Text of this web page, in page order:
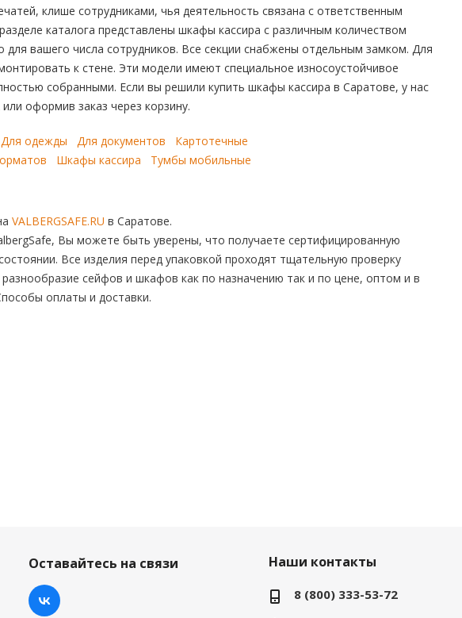
клише сотрудниками, чья деятельность связана с ответственным
каталога представлены шкафы кассира с различным количеством
вашего числа сотрудников. Все секции снабжены отдельным замком. Для
к стене. Эти модели имеют специальное износоустойчивое
собранными. Если вы решили купить шкафы кассира в Саратове, у нас
оформив заказ через корзину.
Для одежды Для документов
Картотечные
Шкафы кассира Тумбы мобильные
VALBERGSAFE.RU в Саратове.
Вы можете быть уверены, что получаете сертифицированную
Все изделия перед упаковкой проходят тщательную проверку
сейфов и шкафов как по назначению так и по цене, оптом и в
оплаты и доставки.
Оставайтесь на связи Наши контакты
8 (800) 333-53-72